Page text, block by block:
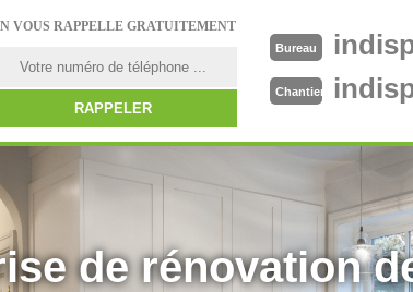
VOUS RAPPELLE GRATUITEMENT
Bureau
Chantier
de rénovation